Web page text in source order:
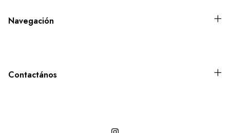
Navegación
Contactános